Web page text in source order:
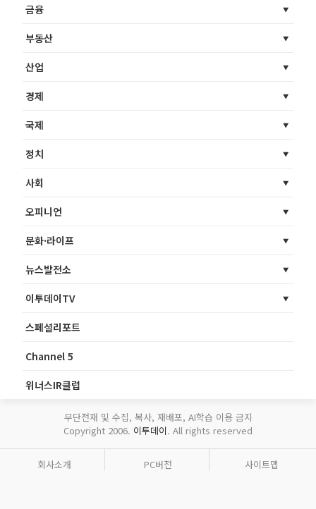
금융
부동산
산업
경제
국제
정치
사회
오피니언
문화·라이프
뉴스발전소
이투데이TV
스페셜리포트
Channel 5
위너스IR클럽
무단전재 및 수집, 복사, 재배포, AI학습 이용 금지
Copyright 2006. 이투데이. All rights reserved
회사소개 PC버전 사이트맵